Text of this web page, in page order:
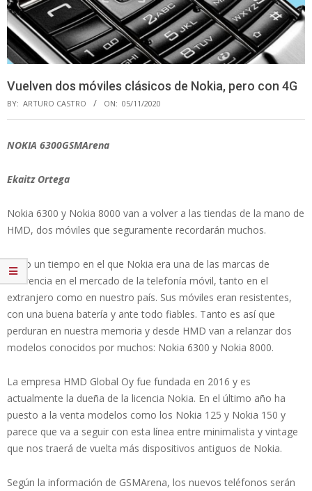
Vuelven dos móviles clásicos de Nokia, pero con 4G
BY: ARTURO CASTRO ON: 05/11/2020
NOKIA 6300GSMArena
Ekaitz Ortega
Nokia 6300 y Nokia 8000 van a volver a las tiendas de la mano de
HMD, dos móviles que seguramente recordarán muchos.
Hubo un tiempo en el que Nokia era una de las marcas de
referencia en el mercado de la telefonía móvil, tanto en el
extranjero como en nuestro país. Sus móviles eran resistentes,
con una buena batería y ante todo fiables. Tanto es así que
perduran en nuestra memoria y desde HMD van a relanzar dos
modelos conocidos por muchos: Nokia 6300 y Nokia 8000.
La empresa HMD Global Oy fue fundada en 2016 y es
actualmente la dueña de la licencia Nokia. En el último año ha
puesto a la venta modelos como los Nokia 125 y Nokia 150 y
parece que va a seguir con esta línea entre minimalista y vintage
que nos traerá de vuelta más dispositivos antiguos de Nokia.
Según la información de GSMArena, los nuevos teléfonos serán